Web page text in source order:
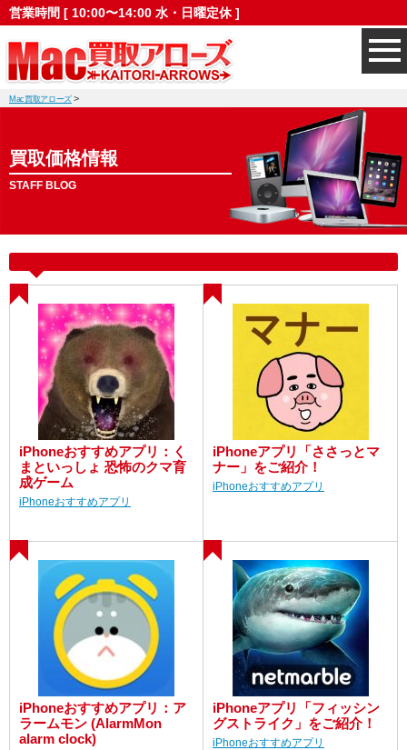
営業時間 [ 10:00〜14:00 水・日曜定休 ]
Mac買取アローズ >
買取価格情報
STAFF BLOG
iPhoneおすすめアプリ：く
まといっしょ 恐怖のクマ育
成ゲーム
iPhoneおすすめアプリ
iPhoneアプリ「ささっとマ
ナー」をご紹介！
iPhoneおすすめアプリ
iPhoneおすすめアプリ：ア
ラームモン (AlarmMon
alarm clock)
iPhoneアプリ「フィッシン
グストライク」をご紹介！
iPhoneおすすめアプリ